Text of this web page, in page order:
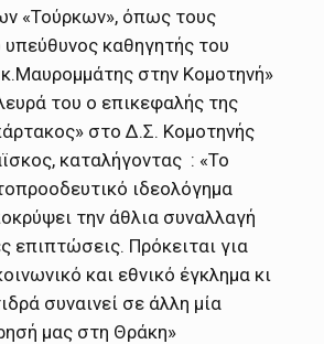
«Τούρκων», όπως τους
υπεύθυνος καθηγητής του
στην Κομοτηνή»
του ο επικεφαλής της
στο Δ.Σ. Κομοτηνής
καταλήγοντας : «Το
ιδεολόγημα
την άθλια συναλλαγή
επιπτώσεις. Πρόκειται για
και εθνικό έγκλημα κι
συναινεί σε άλλη μία
μας στη Θράκη»